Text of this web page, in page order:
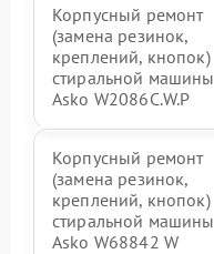
Корпусный ремонт
(замена резинок,
креплений, кнопок)
стиральной машины
Asko W2086C.W.P
Корпусный ремонт
(замена резинок,
креплений, кнопок)
стиральной машины
Asko W68842 W